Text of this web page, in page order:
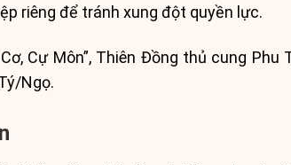
riêng để tránh xung đột quyền lực.
Cự Môn”, Thiên Đồng thủ cung
Ngọ.